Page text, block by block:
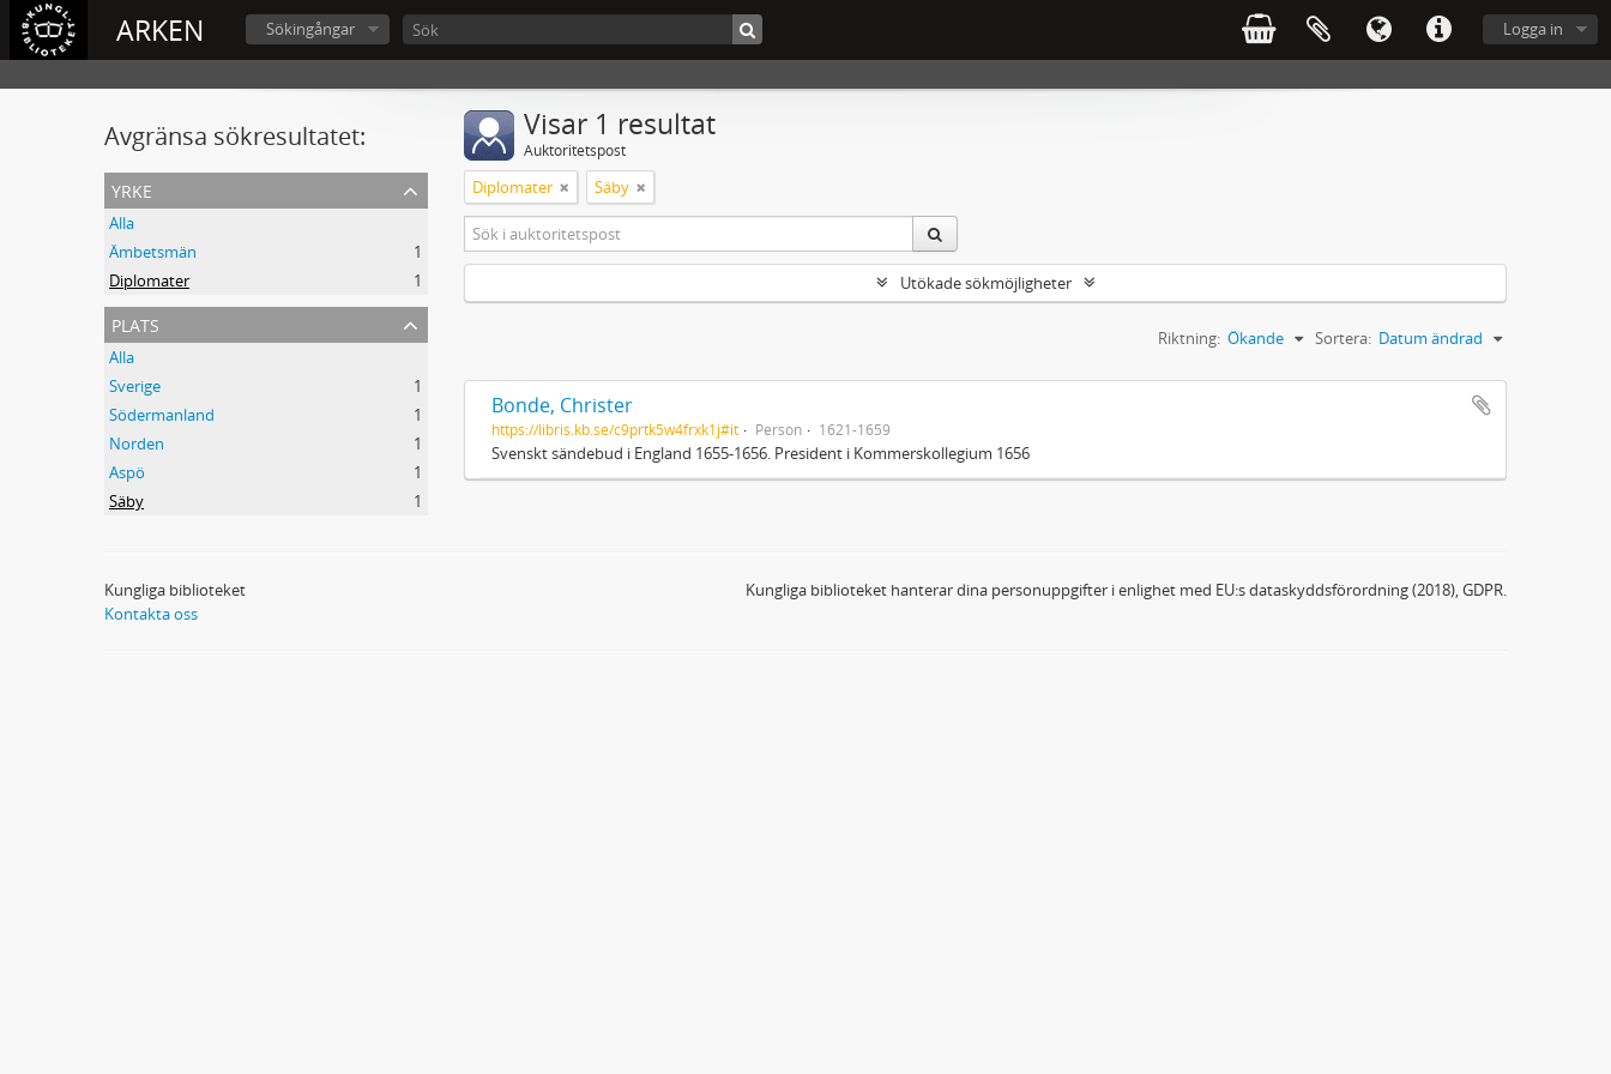
ARKEN Logga in
Sökingångar
Avgränsa sökresultatet:
yrke
Alla
Ämbetsmän
1
Diplomater
1
plats
Alla
Sverige
1
Södermanland
1
Norden
1
Aspö
1
Säby
1
Visar 1 resultat
Auktoritetspost
Diplomater Säby
Utökade sökmöjligheter
Sortera: Datum ändrad
Riktning: Ökande
Bonde, Christer
https://libris.kb.se/c9prtk5w4frxk1j#it Person 1621-1659
Svenskt sändebud i England 1655-1656. President i Kommerskollegium 1656
Kungliga biblioteket
Kontakta oss
Kungliga biblioteket hanterar dina personuppgifter i enlighet med EU:s dataskyddsförordning (2018), GDPR.